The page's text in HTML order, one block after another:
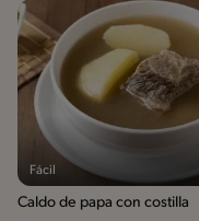
Fácil
Caldo de papa con costilla